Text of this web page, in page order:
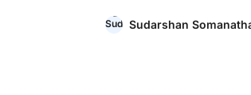
Sudarshan